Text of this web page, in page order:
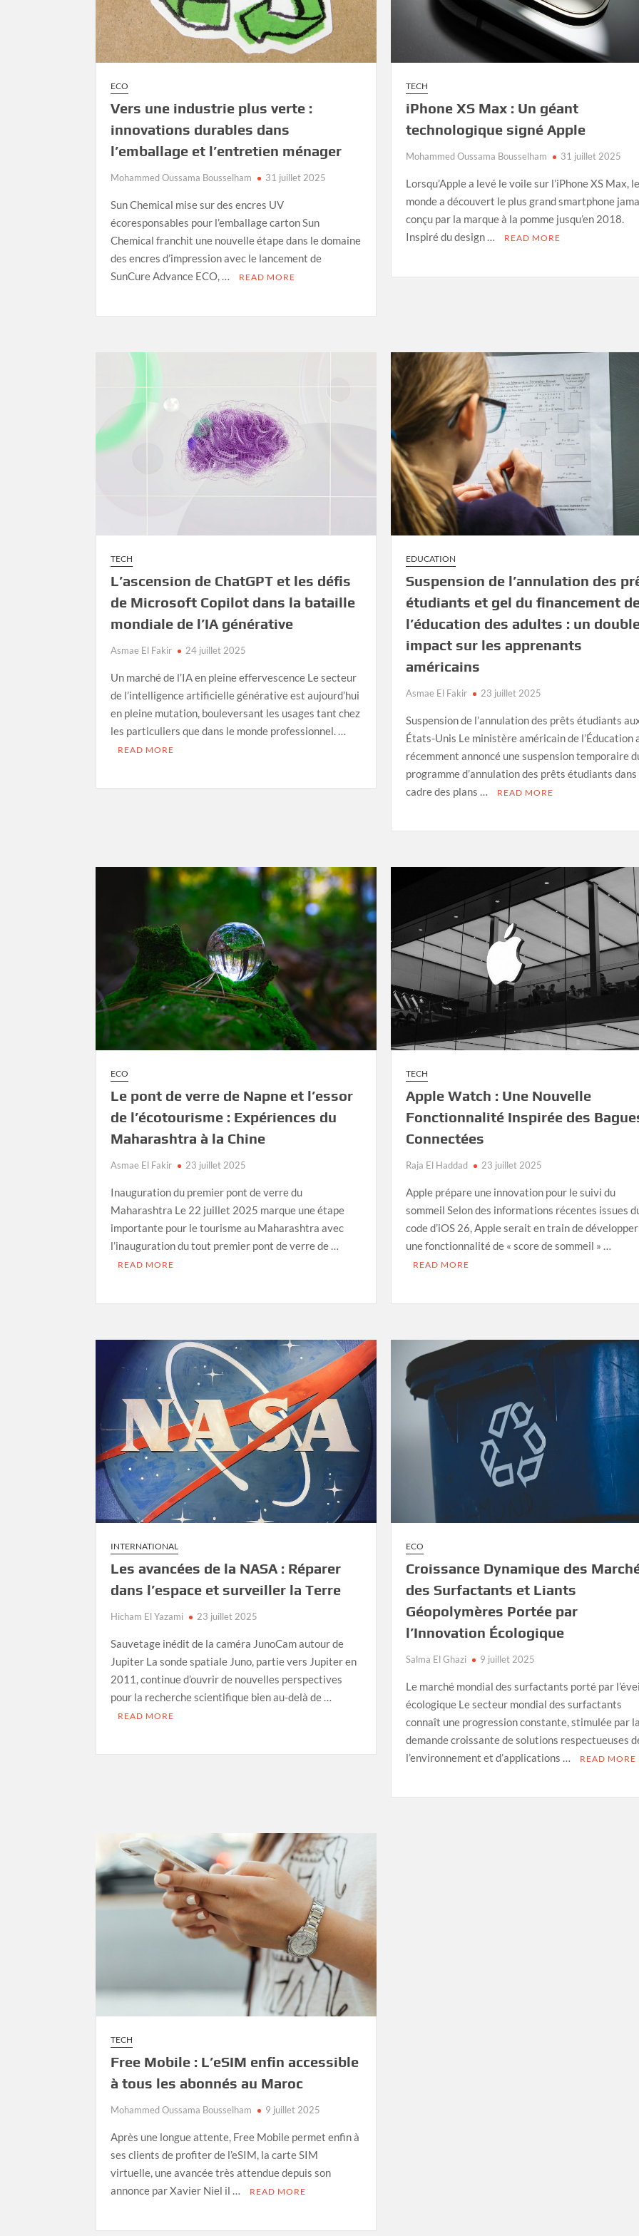
ECO
Vers une industrie plus verte :
innovations durables dans
l’emballage et l’entretien ménager
Mohammed Oussama Bousselham 31 juillet 2025
Sun Chemical mise sur des encres UV
écoresponsables pour l’emballage carton Sun
Chemical franchit une nouvelle étape dans le domaine
des encres d’impression avec le lancement de
SunCure Advance ECO, …
READ MORE
TECH
iPhone XS Max : Un géant
technologique signé Apple
Mohammed Oussama Bousselham 31 juillet 2025
Lorsqu’Apple a levé le voile sur l’iPhone XS Max, le
monde a découvert le plus grand smartphone
conçu par la marque à la pomme jusqu’en 2018.
Inspiré du design …
READ MORE
TECH
L’ascension de ChatGPT et les défis
de Microsoft Copilot dans la bataille
mondiale de l’IA générative
Asmae El Fakir 24 juillet 2025
Un marché de l’IA en pleine effervescence Le secteur
de l’intelligence artificielle générative est aujourd’hui
en pleine mutation, bouleversant les usages tant chez
les particuliers que dans le monde professionnel. …
READ MORE
EDUCATION
Suspension de l’annulation des
étudiants et gel du financement
l’éducation des adultes : un
impact sur les apprenants
américains
Asmae El Fakir 23 juillet 2025
Suspension de l’annulation des prêts étudiants
États-Unis Le ministère américain de l’Éducation
récemment annoncé une suspension temporaire
programme d’annulation des prêts étudiants dans
cadre des plans …
READ MORE
ECO
Le pont de verre de Napne et l’essor
de l’écotourisme : Expériences du
Maharashtra à la Chine
Asmae El Fakir 23 juillet 2025
Inauguration du premier pont de verre du
Maharashtra Le 22 juillet 2025 marque une étape
importante pour le tourisme au Maharashtra avec
l’inauguration du tout premier pont de verre de …
READ MORE
TECH
Apple Watch : Une Nouvelle
Fonctionnalité Inspirée des
Connectées
Raja El Haddad 23 juillet 2025
Apple prépare une innovation pour le suivi du
sommeil Selon des informations récentes issues
code d’iOS 26, Apple serait en train de développer
une fonctionnalité de « score de sommeil » …
READ MORE
INTERNATIONAL
Les avancées de la NASA : Réparer
dans l’espace et surveiller la Terre
Hicham El Yazami 23 juillet 2025
Sauvetage inédit de la caméra JunoCam autour de
Jupiter La sonde spatiale Juno, partie vers Jupiter en
2011, continue d’ouvrir de nouvelles perspectives
pour la recherche scientifique bien au-delà de …
READ MORE
ECO
Croissance Dynamique des
des Surfactants et Liants
Géopolymères Portée par
l’Innovation Écologique
Salma El Ghazi 9 juillet 2025
Le marché mondial des surfactants porté par
écologique Le secteur mondial des surfactants
connaît une progression constante, stimulée par
demande croissante de solutions respectueuses
l’environnement et d’applications …
READ MORE
TECH
Free Mobile : L’eSIM enfin accessible
à tous les abonnés au Maroc
Mohammed Oussama Bousselham 9 juillet 2025
Après une longue attente, Free Mobile permet enfin à
ses clients de profiter de l’eSIM, la carte SIM
virtuelle, une avancée très attendue depuis son
annonce par Xavier Niel il …
READ MORE